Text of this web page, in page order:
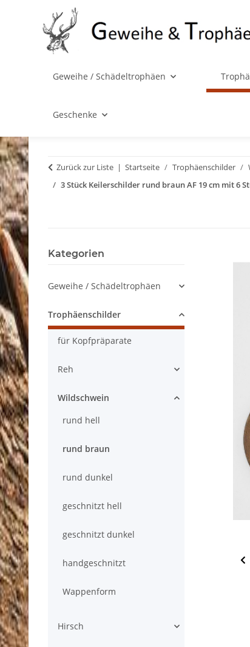
Geweihe / Schädeltrophäen
Geschenke
Zurück zur Liste Startseite Trophäenschilder
3 Stück Keilerschilder rund braun AF 19 cm mit 6
Kategorien
Geweihe / Schädeltrophäen
Trophäenschilder
für Kopfpräparate
Reh
Wildschwein
rund hell
rund braun
rund dunkel
geschnitzt hell
geschnitzt dunkel
handgeschnitzt
Wappenform
Hirsch